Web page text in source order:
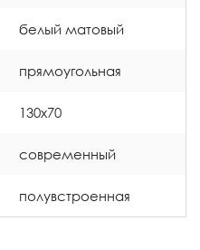
белый матовый
прямоугольная
130x70
современный
полувстроенная